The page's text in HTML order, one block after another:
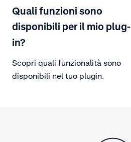
Quali funzioni sono
disponibili per il mio plug-
in?
Scopri quali funzionalità sono
disponibili nel tuo plugin.